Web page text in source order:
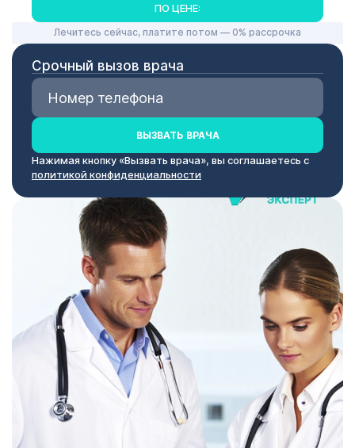
ПО ЦЕНЕ:
Лечитесь сейчас, платите потом — 0% рассрочка
Срочный вызов врача
ВЫЗВАТЬ ВРАЧА
Нажимая кнопку «Вызвать врача», вы соглашаетесь с
политикой конфиденциальности